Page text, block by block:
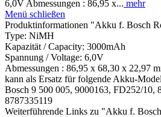
6,0V Abmessungen : 86,95 x... mehr
Menü schließen
Produktinformationen "Akku f. Bosch
Type: NiMH
Kapazität / Capacity: 3000mAh
Spannung / Voltage: 6,0V
Abmessungen : 86,95 x 68,30 x 22,97
kann als Ersatz für folgende Akku-
Bosch 9 500 005, 9000163, FD252/10,
8787335119
Weiterführende Links zu "Akku f.